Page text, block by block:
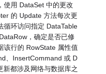
使用 DataSet 中的更改
的 Update 方法每次更
循环访问指定 DataTable
，确定是否已修
该行的 RowState 属性值
、InsertCommand 或 D
都涉及网络与数据库之